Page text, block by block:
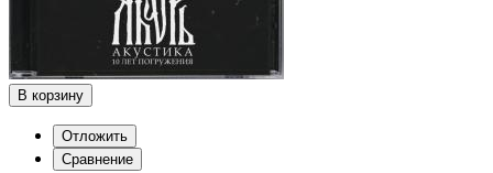
В корзину
Отложить
Сравнение